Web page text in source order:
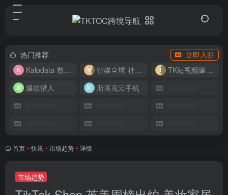
热门推荐
立即入驻
Kalodata-数据分析平台
智媒全球-社媒管理平台
TK短视频爆款复刻
爆款猎人
斯塔克云手机
首页 • 快讯 • 市场趋势 • 详情
市场趋势